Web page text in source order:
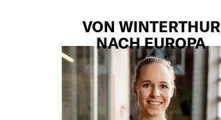
VON WINTERTHUR
NACH EUROPA